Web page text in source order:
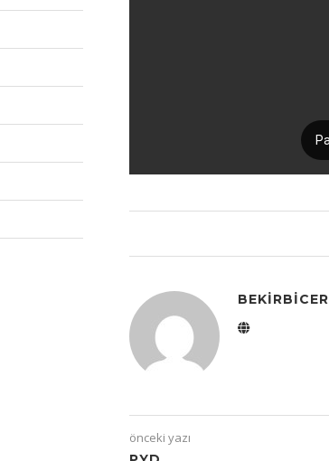
BEKIRBICER
önceki yazı